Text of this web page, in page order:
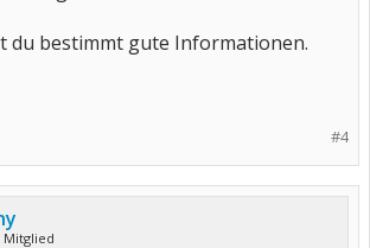
du bestimmt gute Informationen.
#4
Mitglied